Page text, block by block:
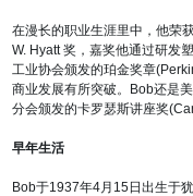
在漫长的职业生涯里中，他荣
W. Hyatt 奖，嘉奖他通过研发
工业协会颁发的珀金奖章
商业发展有所突破。Bob还是
分会颁发的卡罗瑟斯讲座奖
早年生活
Bob于1937年4月15日出生于